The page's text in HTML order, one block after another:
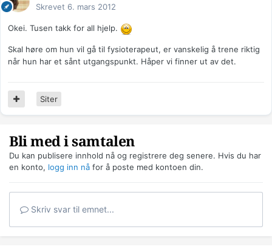
Skrevet 6. mars 2012
Okei. Tusen takk for all hjelp.
Skal høre om hun vil gå til fysioterapeut, er vanskelig å trene riktig
når hun har et sånt utgangspunkt. Håper vi finner ut av det.
Siter
Bli med i samtalen
Du kan publisere innhold nå og registrere deg senere. Hvis du har
en konto, logg inn nå for å poste med kontoen din.
Skriv svar til emnet...